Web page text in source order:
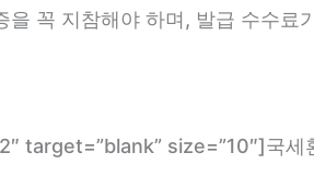
꼭 지참해야 하며, 발급 수수료
size=”10″]국세